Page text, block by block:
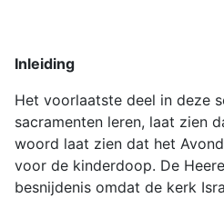
Inleiding
Het voorlaatste deel in deze
sacramenten leren, laat zien
woord laat zien dat het
voor de kinderdoop. De
besnijdenis omdat de kerk